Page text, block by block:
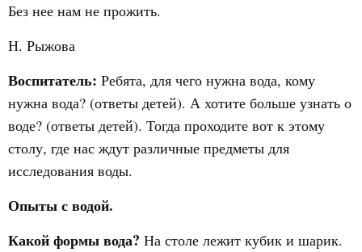
Без нее нам не прожить.
Н. Рыжова
Воспитатель: Ребята, для чего нужна вода, кому
нужна вода? (ответы детей). А хотите больше узнать о
воде? (ответы детей). Тогда проходите вот к этому
столу, где нас ждут различные предметы для
исследования воды.
Опыты с водой.
Какой формы вода? На столе лежит кубик и шарик.